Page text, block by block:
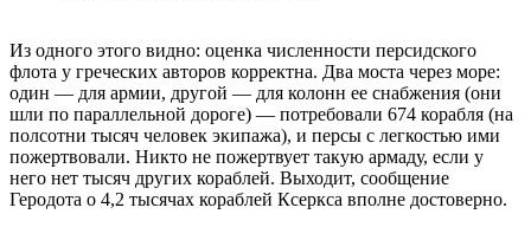
Из одного этого видно: оценка численности персидского
флота у греческих авторов корректна. Два моста через море:
один — для армии, другой — для колонн ее снабжения (они
шли по параллельной дороге) — потребовали 674 корабля (на
полсотни тысяч человек экипажа), и персы с легкостью ими
пожертвовали. Никто не пожертвует такую армаду, если у
него нет тысяч других кораблей. Выходит, сообщение
Геродота о 4,2 тысячах кораблей Ксеркса вполне достоверно.